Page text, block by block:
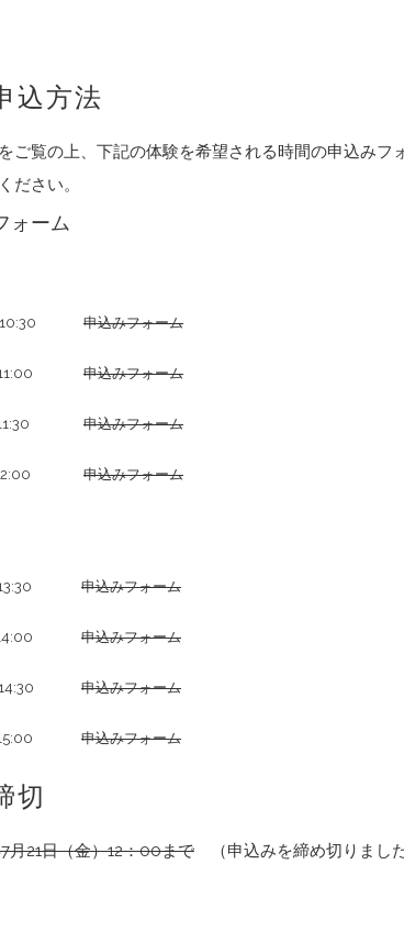
込方法
ご覧の上、下記の体験を希望される時間の申込みフ
ださい。
ォーム
申込みフォーム
申込みフォーム
申込みフォーム
申込みフォーム
申込みフォーム
申込みフォーム
申込みフォーム
申込みフォーム
切
月21日（金）12：00まで （申込みを締め切りました